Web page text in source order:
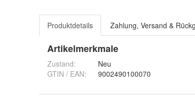
Produktdetails Zahlung, Versand &
Artikelmerkmale
Zustand:
Neu
GTIN / EAN:
9002490100070